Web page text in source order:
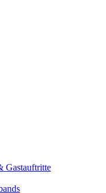
Gastauftritte